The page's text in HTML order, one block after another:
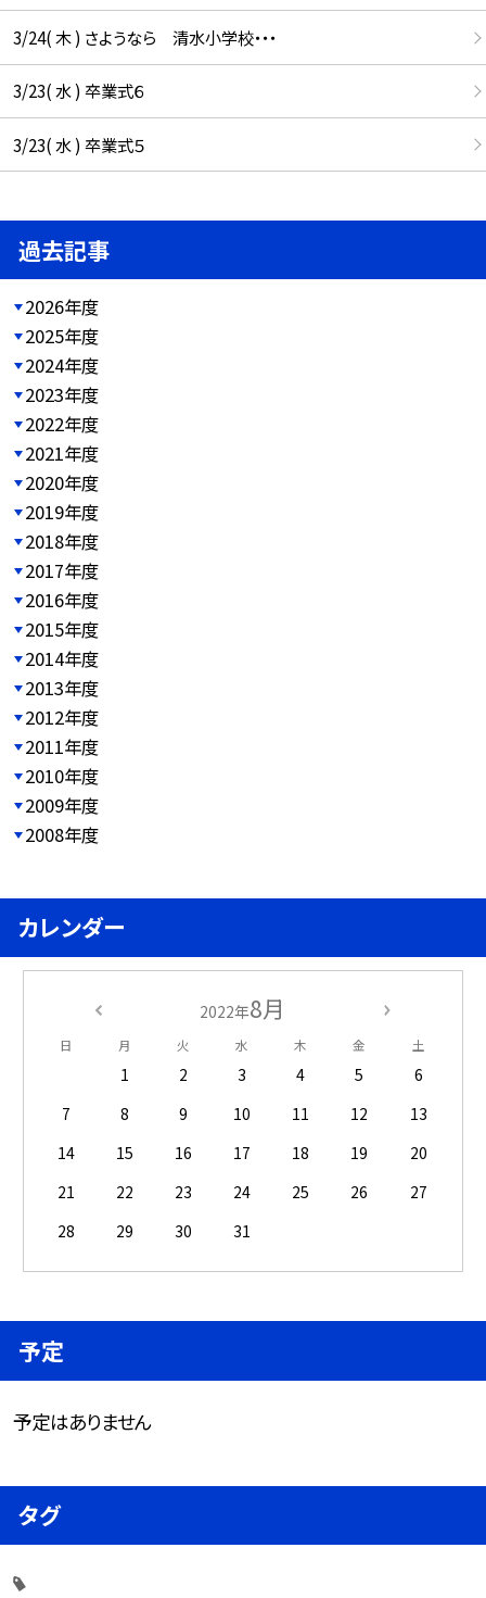
3/24( 木 ) さようなら 清水小学校・・・
3/23( 水 ) 卒業式６
3/23( 水 ) 卒業式５
過去記事
2026年度
2025年度
2024年度
2023年度
2022年度
2021年度
2020年度
2019年度
2018年度
2017年度
2016年度
2015年度
2014年度
2013年度
2012年度
2011年度
2010年度
2009年度
2008年度
カレンダー
2022年8月
日 月 火 水 木 金 土
1 2 3 4 5
6
7
8 9 10 11 12
13
14
15 16 17 18 19
20
21
22 23 24 25 26
27
28
29 30 31
予定
予定はありません
タグ